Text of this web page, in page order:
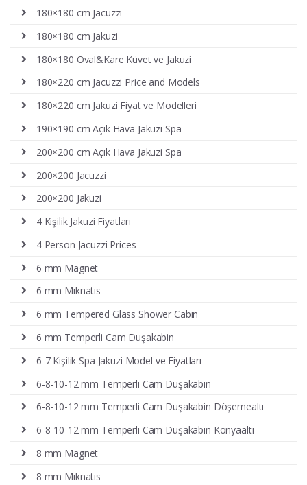
180×180 cm Jacuzzi
180×180 cm Jakuzi
180×180 Oval&Kare Küvet ve Jakuzi
180×220 cm Jacuzzi Price and Models
180×220 cm Jakuzi Fiyat ve Modelleri
190×190 cm Açık Hava Jakuzi Spa
200×200 cm Açık Hava Jakuzi Spa
200×200 Jacuzzi
200×200 Jakuzi
4 Kişilik Jakuzi Fiyatları
4 Person Jacuzzi Prices
6 mm Magnet
6 mm Mıknatıs
6 mm Tempered Glass Shower Cabin
6 mm Temperli Cam Duşakabin
6-7 Kişilik Spa Jakuzi Model ve Fiyatları
6-8-10-12 mm Temperli Cam Duşakabin
6-8-10-12 mm Temperli Cam Duşakabin Döşemealtı
6-8-10-12 mm Temperli Cam Duşakabin Konyaaltı
8 mm Magnet
8 mm Mıknatıs